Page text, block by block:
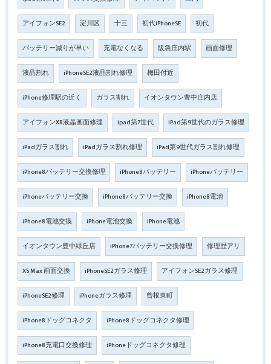
アイフォンSE2 淀川区 十三 初代iPhoneSE 初代
バッテリー減りが早い 充電なくなる 阪急庄内駅 画面修理
液晶割れ iPhoneSE2液晶割れ修理 梅田付近
iPhone修理駅の近く ガラス割れ イオンタウン豊中庄内店
アイフォンXR液晶画面修理 ipad第7世代 iPad第9世代のガラス修理
iPadガラス割れ iPadガラス割れ修理 iPad第9世代ガラス割れ修理
iPhone8バッテリー交換修理 iPhone8バッテリー iPhoneバッテリー
iPhoneバッテリー交換 iPhone8バッテリー交換 iPhone8電池
iPhone8電池交換 iPhone電池交換 iPhone電池
イオンタウン豊中緑丘店 iPhone7バッテリー交換修理 修理歴アリ
XS Max 画面交換 iPhoneSE2ガラス修理 アイフォンSE2ガラス修理
iPhoneSE2修理 iPhoneガラス修理 曾根東町
iPhone8ドッグコネクタ iPhone8ドッグコネクタ修理
iPhone8充電口交換修理 iPhoneドッグコネクタ修理